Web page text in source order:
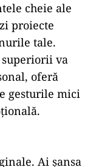
cheie ale
proiecte
tale.
superiorii va
oferă
gesturile mici
Ai șansa